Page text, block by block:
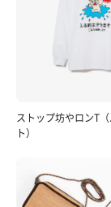
ストップ坊やロンT
ト）